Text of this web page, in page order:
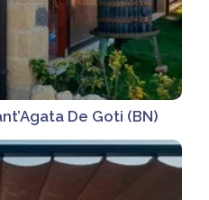
De Goti (BN)